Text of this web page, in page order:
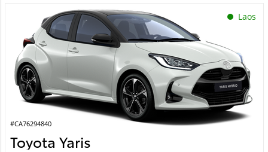
Laos
#CA76294840
Toyota Yaris